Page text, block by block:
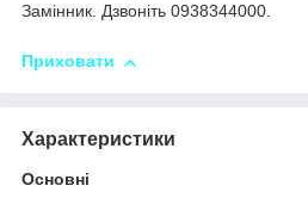
Замінник. Дзвоніть 0938344000.
Приховати
Характеристики
Основні